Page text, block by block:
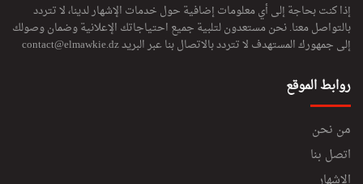
إذا كنت بحاجة إلى أي معلومات إضافية حول خدمات الإشهار لدينا، لا تتردد
بالتواصل معنا. نحن مستعدون لتلبية جميع احتياجاتك الإعلانية وضمان وصولك
إلى جمهورك المستهدف لا تتردد بالاتصال بنا عبر البريدcontact@elmawkie.dz
روابط الموقع
من نحن
اتصل بنا